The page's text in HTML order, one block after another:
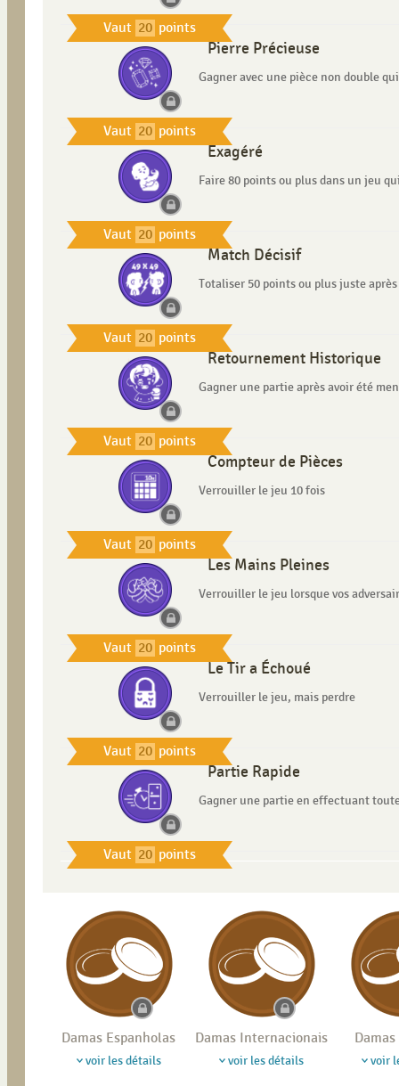
Vaut 20 points
Vaut 20 points
Pierre Précieuse
Gagner avec une pièce non double
Vaut 20 points
Exagéré
Faire 80 points ou plus dans un jeu
Vaut 20 points
Match Décisif
Totaliser 50 points ou plus juste
Vaut 20 points
Retournement Historique
Gagner une partie après avoir été
Vaut 20 points
Compteur de Pièces
Verrouiller le jeu 10 fois
Vaut 20 points
Les Mains Pleines
Verrouiller le jeu lorsque vos
Vaut 20 points
Le Tir a Échoué
Verrouiller le jeu, mais perdre
Vaut 20 points
Partie Rapide
Gagner une partie en effectuant
Damas Espanholas
voir les détails
Damas Internacionais
voir les détails voir